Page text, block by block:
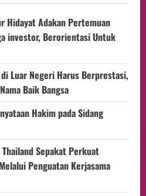
Hidayat Adakan Pertemuan
investor, Berorientasi Untuk
Luar Negeri Harus Berprestasi,
Baik Bangsa
Hakim pada Sidang
Sepakat Perkuat
Penguatan Kerjasama